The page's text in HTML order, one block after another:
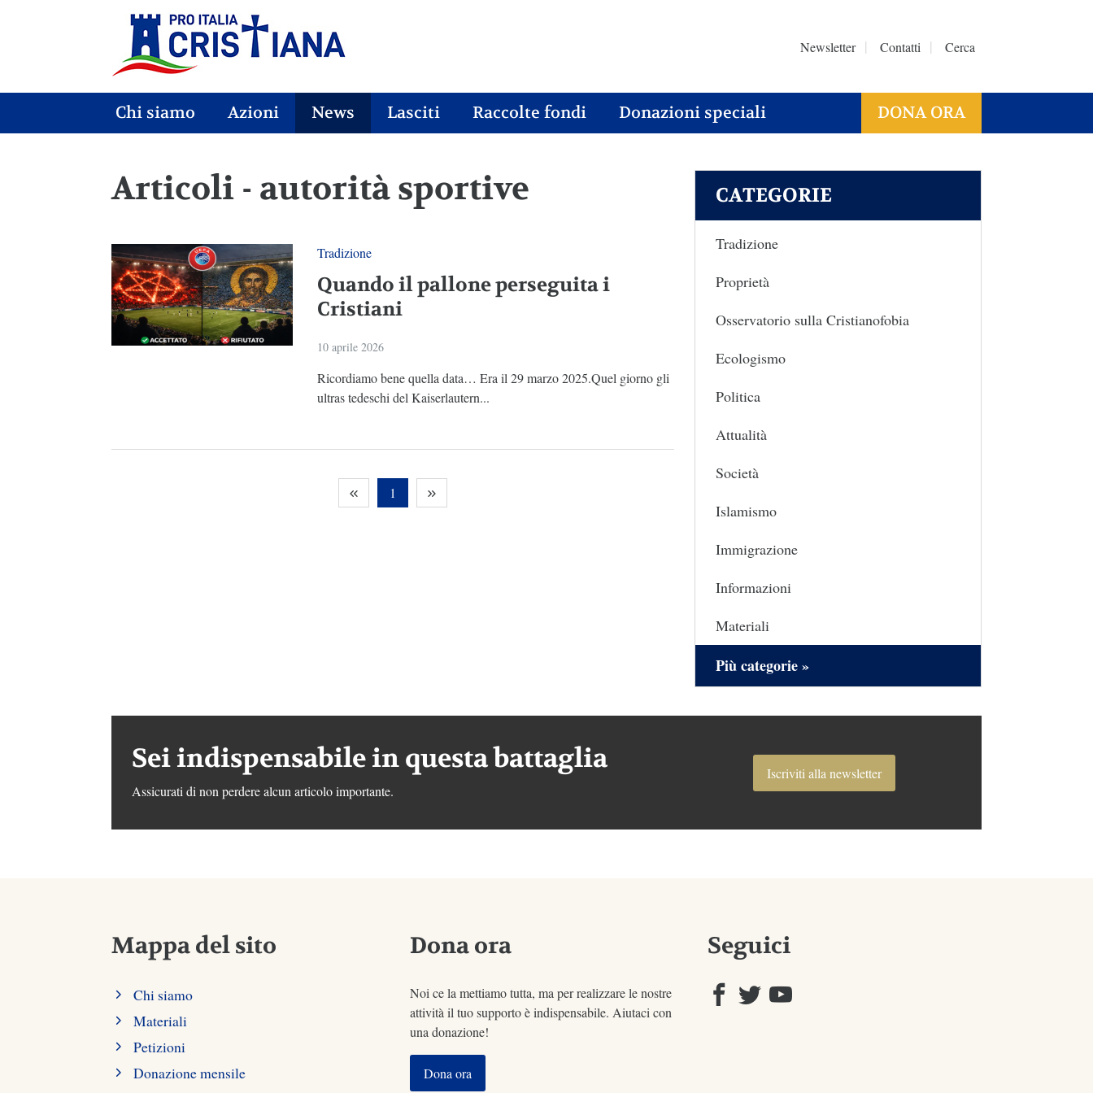
Newsletter Contatti Cerca
Chi siamo Azioni News Lasciti Raccolte fondi Donazioni speciali DONA ORA
Articoli - autorità sportive
Tradizione
Quando il pallone perseguita i
Cristiani
10 aprile 2026
Ricordiamo bene quella data… Era il 29 marzo 2025.Quel giorno gli
ultras tedeschi del Kaiserlautern...
1
CATEGORIE
Tradizione
Proprietà
Osservatorio sulla Cristianofobia
Ecologismo
Politica
Attualità
Società
Islamismo
Immigrazione
Informazioni
Materiali
Più categorie »
Sei indispensabile in questa battaglia
Assicurati di non perdere alcun articolo importante.
Iscriviti alla newsletter
Mappa del sito
Chi siamo
Materiali
Petizioni
Donazione mensile
Dona ora
Noi ce la mettiamo tutta, ma per realizzare le nostre
attività il tuo supporto è indispensabile. Aiutaci con
una donazione!
Dona ora
Seguici